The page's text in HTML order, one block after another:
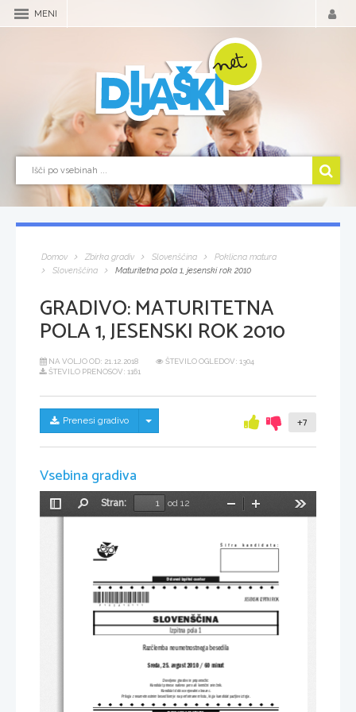
MENI
Domov Zbirka gradiv Slovenščina
Poklicna matura
Slovenščina
Maturitetna pola 1, jesenski rok 2010
GRADIVO:MATURITETNA
POLA 1, JESENSKI ROK 2010
NA VOLJO OD: 21.12.2018
ŠTEVILO OGLEDOV: 1304
ŠTEVILO PRENOSOV: 1161
Prenesi gradivo Skrij/prikaži meni +7
Vsebina gradiva
Preklopi
Stran:
od 12
Pomanjšaj
Sreda, 25. avgust 2010 / 60 minut
Dovoljeno gradivo in pripomočki:
Kandidat prinese nalivno pero ali kemični svinčnik.
Kandidat dobi ocenjevalni obrazec.
Priloga z neumetnostnim besedilom je na perforiranem listu, ki ga kandidat pazljivo iztrga.
Razčlemba neumetnostnega besedila
Šifra  kandidata:
JESENSKI IZPITNI ROK
Izpitna pola 1
SLOVENŠČINA
Državni izpitni center